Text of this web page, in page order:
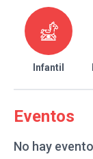
Infantil
Eventos
No hay